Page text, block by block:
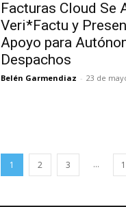
Facturas Cloud Se
Veri*Factu y
Apoyo para
Despachos
Belén Garmendiaz - 23 de
1 2 3 ...